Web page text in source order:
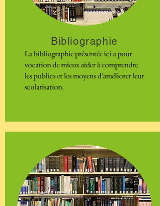
Bibliographie
La bibliographie présentée ici a pour
vocation de mieux aider à comprendre
les publics et les moyens d'améliorer leur
scolarisation.